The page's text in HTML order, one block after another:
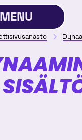
MENU